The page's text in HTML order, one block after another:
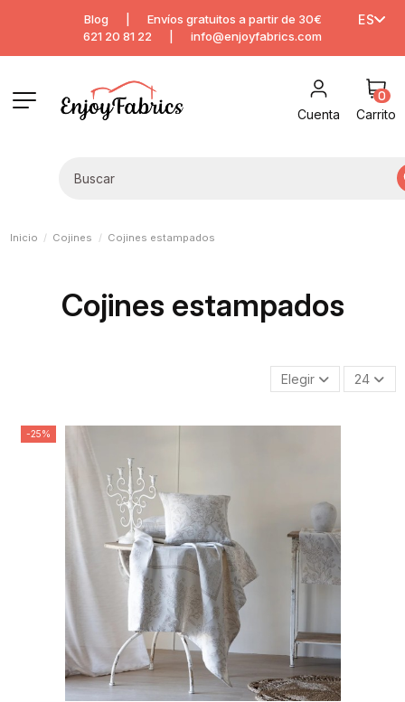
Blog
Envíos gratuitos a partir de 30€
621 20 81 22
info@enjoyfabrics.com
ES
Cuenta
0
Carrito
Inicio Cojines Cojines estampados
Cojines estampados
Elegir 24
-25%